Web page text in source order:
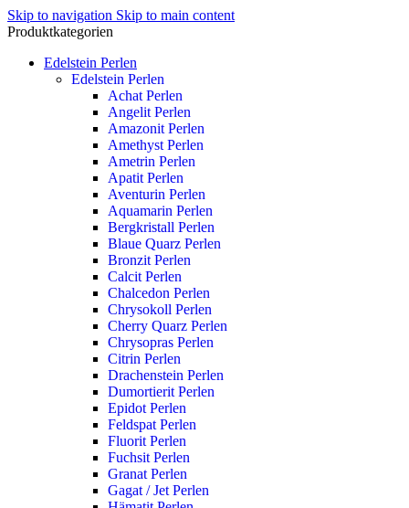
Skip to navigation Skip to main content
Produktkategorien
Edelstein Perlen
Edelstein Perlen
Achat Perlen
Angelit Perlen
Amazonit Perlen
Amethyst Perlen
Ametrin Perlen
Apatit Perlen
Aventurin Perlen
Aquamarin Perlen
Bergkristall Perlen
Blaue Quarz Perlen
Bronzit Perlen
Calcit Perlen
Chalcedon Perlen
Chrysokoll Perlen
Cherry Quarz Perlen
Chrysopras Perlen
Citrin Perlen
Drachenstein Perlen
Dumortierit Perlen
Epidot Perlen
Feldspat Perlen
Fluorit Perlen
Fuchsit Perlen
Granat Perlen
Gagat / Jet Perlen